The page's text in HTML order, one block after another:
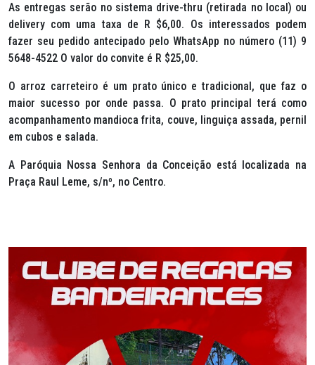
As entregas serão no sistema drive-thru (retirada no local) ou
delivery com uma taxa de R $6,00. Os interessados podem
fazer seu pedido antecipado pelo WhatsApp no número (11) 9
5648-4522 O valor do convite é R $25,00.
O arroz carreteiro é um prato único e tradicional, que faz o
maior sucesso por onde passa. O prato principal terá como
acompanhamento mandioca frita, couve, linguiça assada, pernil
em cubos e salada.
A Paróquia Nossa Senhora da Conceição está localizada na
Praça Raul Leme, s/nº, no Centro.